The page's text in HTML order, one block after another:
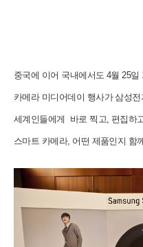
중국에 이어 국내에서도 4월 25
카메라 미디어데이 행사가 삼성
세계인들에게 바로 찍고, 편집하
스마트 카메라, 어떤 제품인지 함